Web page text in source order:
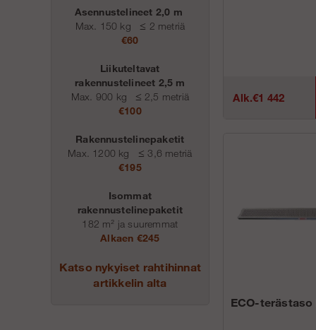
Asennustelineet 2,0 m
Max. 150 kg ≤ 2 metriä
€60
Liikuteltavat
rakennustelineet 2,5 m
Max. 900 kg
≤ 2,5 metriä
€100
Rakennustelinepaketit
Max. 1200 kg
≤ 3,6 metriä
€195
Isommat
rakennustelinepaketit
182 m² ja suuremmat
Alkaen €245
Katso nykyiset rahtihinnat
artikkelin alta
Alk.€1 442
ECO-terästaso